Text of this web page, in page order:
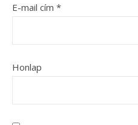
E-mail cím *
Honlap